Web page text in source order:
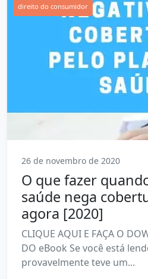
direito do consumidor
26 de novembro de 2020
O que fazer
saúde nega
agora [2020]
CLIQUE AQUI E FAÇA O
DO eBook Se você está
provavelmente teve um...